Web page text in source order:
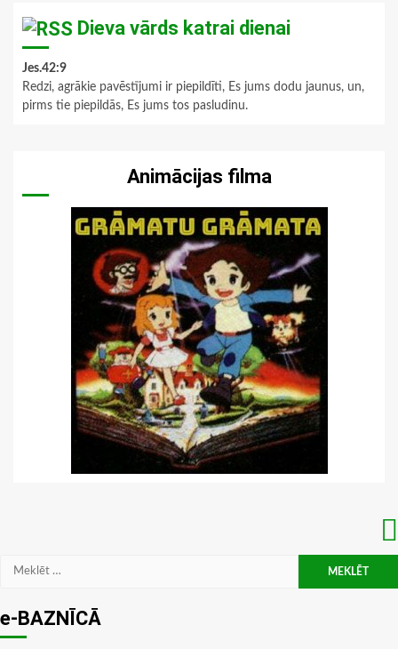
Dieva vārds katrai dienai
Jes.42:9
Redzi, agrākie pavēstījumi ir piepildīti, Es jums dodu jaunus, un,
pirms tie piepildās, Es jums tos pasludinu.
Animācijas filma
Meklēt:
e-BAZNĪCĀ